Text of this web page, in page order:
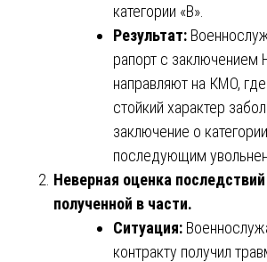
категории «В».
Результат:
рапорт с заключением
направляют на КМО,
стойкий характер
заключение о
последующим
Неверная оценка
полученной в части.
Ситуация:
контракту получил